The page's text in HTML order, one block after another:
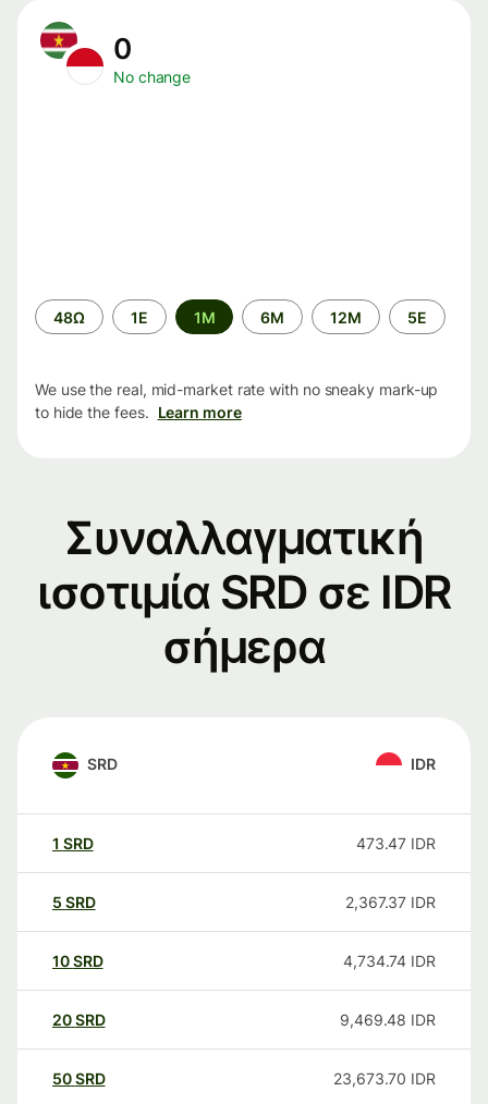
0
No change
Time
period
48Ω 1Ε 1M 6M 12M 5Ε
We use the real, mid-market rate with no sneaky mark-up
to hide the fees. Learn more
Συναλλαγματική
ισοτιμία SRD σε IDR
σήμερα
SRD IDR
1 SRD 473.47 IDR
5 SRD 2,367.37 IDR
10SRD 4,734.74 IDR
20SRD 9,469.48 IDR
50SRD 23,673.70 IDR